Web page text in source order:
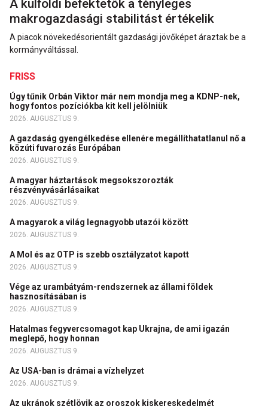
A külföldi befektetők a tényleges
makrogazdasági stabilitást értékelik
A piacok növekedésorientált gazdasági jövőképet áraztak be a
kormányváltással.
FRISS
Úgy tűnik Orbán Viktor már nem mondja meg a KDNP-nek,
hogy fontos pozíciókba kit kell jelölniük
2026. AUGUSZTUS 9.
A gazdaság gyengélkedése ellenére megállíthatatlanul nő a
közúti fuvarozás Európában
2026. AUGUSZTUS 9.
A magyar háztartások megsokszorozták
részvényvásárlásaikat
2026. AUGUSZTUS 9.
A magyarok a világ legnagyobb utazói között
2026. AUGUSZTUS 9.
A Mol és az OTP is szebb osztályzatot kapott
2026. AUGUSZTUS 9.
Vége az urambátyám-rendszernek az állami földek
hasznosításában is
2026. AUGUSZTUS 9.
Hatalmas fegyvercsomagot kap Ukrajna, de ami igazán
meglepő, hogy honnan
2026. AUGUSZTUS 9.
Az USA-ban is drámai a vízhelyzet
2026. AUGUSZTUS 9.
Az ukránok szétlövik az oroszok kiskereskedelmét